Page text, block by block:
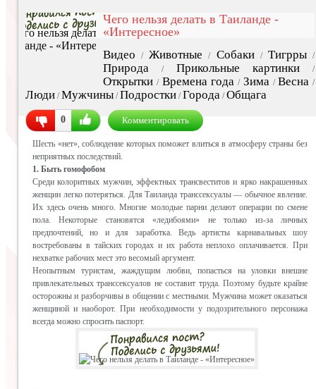
Чего нельзя делать в Таиланде -
«Интересное»
Видео /Животные / Собаки/ Тигрры/
Природа / Прикольные картинки /
Открытки / Времена года / Зима/Весна /
Люди /Мужчины /Подростки /Города /Общага
0 Комментировать
Шесть «нет», соблюдение которых поможет влиться в атмосферу страны без
неприятных последствий.
1. Быть гомофобом
Среди колоритных мужчин, эффектных трансвеститов и ярко накрашенных
женщин легко потеряться. Для Таиланда транссексуалы — обычное явление.
Их здесь очень много. Многие молодые парни делают операции по смене
пола. Некоторые становятся «ледибоями» не только из-за личных
предпочтений, но и для заработка. Ведь артисты карнавальных шоу
востребованы в тайских городах и их работа неплохо оплачивается. При
нехватке рабочих мест это весомый аргумент.
Неопытным туристам, жаждущим любви, попасться на уловки внешне
привлекательных транссексуалов не составит труда. Поэтому будьте крайне
осторожны и разборчивы в общении с местными. Мужчина может оказаться
женщиной и наоборот. При необходимости у подозрительного персонажа
всегда можно спросить паспорт.